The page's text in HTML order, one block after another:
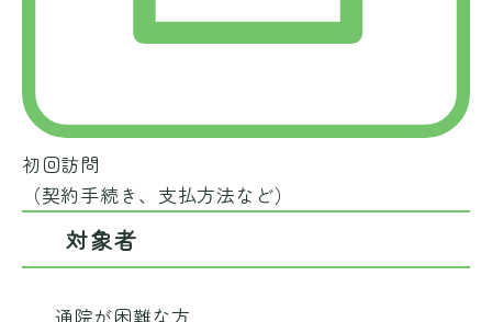
初回訪問
（契約手続き、支払方法など）
対象者
通院が困難な方